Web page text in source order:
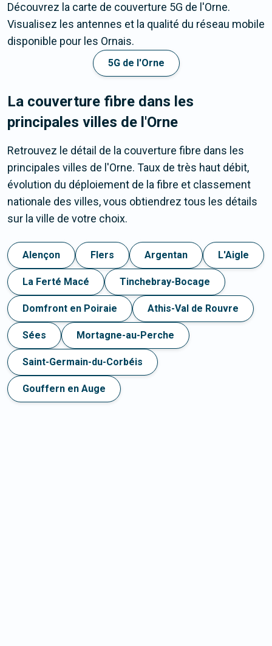
Découvrez la carte de couverture 5G de l'Orne.
Visualisez les antennes et la qualité du réseau mobile
disponible pour les Ornais.
5G de l'Orne
La couverture fibre dans les
principales villes de l'Orne
Retrouvez le détail de la couverture fibre dans les
principales villes de l'Orne. Taux de très haut débit,
évolution du déploiement de la fibre et classement
nationale des villes, vous obtiendrez tous les détails
sur la ville de votre choix.
Alençon Flers Argentan L'Aigle
La Ferté Macé Tinchebray-Bocage
Domfront en Poiraie Athis-Val de Rouvre
Sées Mortagne-au-Perche
Saint-Germain-du-Corbéis
Gouffern en Auge